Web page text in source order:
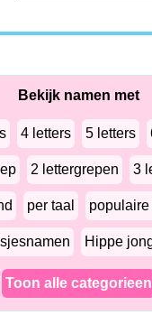
Bekijk namen met
4 letters 5 letters
2 lettergrepen 3
per taal populaire
Hippe
Toon alle categorieen